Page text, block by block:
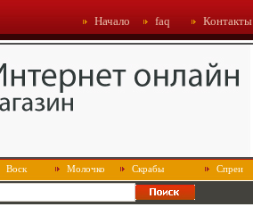
Начало faq Контакты
Воск Молочко Скрабы Спреи